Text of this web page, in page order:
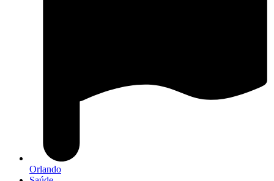
Orlando